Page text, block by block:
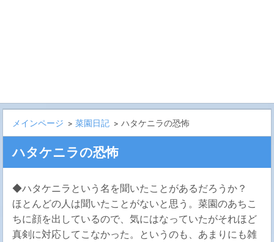
メインページ > 菜園日記 > ハタケニラの恐怖
ハタケニラの恐怖
◆ハタケニラという名を聞いたことがあるだろうか？
ほとんどの人は聞いたことがないと思う。菜園のあちこ
ちに顔を出しているので、気にはなっていたがそれほど
真剣に対応してこなかった。というのも、あまりにも雑